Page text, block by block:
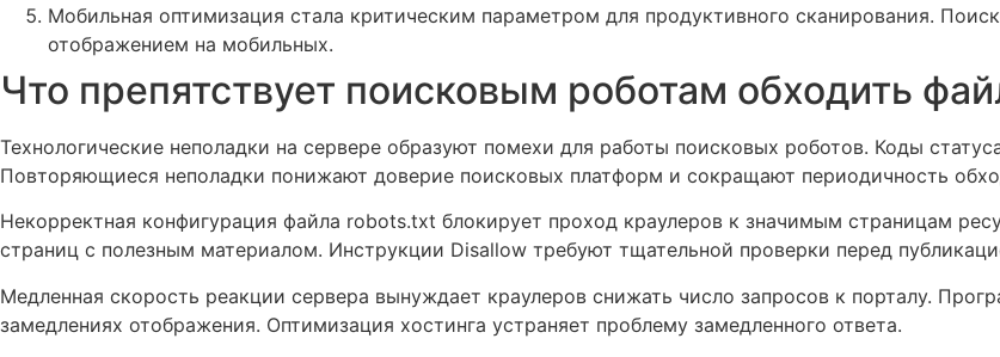
Мобильная оптимизация стала критическим параметром для продуктивного сканирования.
отображением на мобильных.
Что препятствует поисковым роботам обходить
Технологические неполадки на сервере образуют помехи для работы поисковых роботов. Коды
Повторяющиеся неполадки понижают доверие поисковых платформ и сокращают периодичность
Некорректная конфигурация файла robots.txt блокирует проход краулеров к значимым страницам
страниц с полезным материалом. Инструкции Disallow требуют тщательной проверки перед
Медленная скорость реакции сервера вынуждает краулеров снижать число запросов к порталу.
замедлениях отображения. Оптимизация хостинга устраняет проблему замедленного ответа.